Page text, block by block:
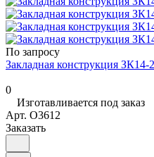
По запросу
Закладная конструкция ЗК14-
0
Изготавливается под заказ
Арт. O3612
Заказать